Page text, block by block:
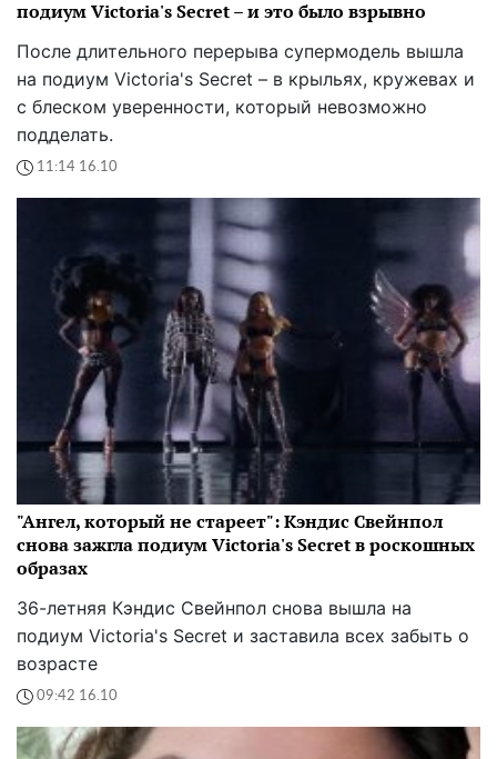
подиум Victoria's Secret – и это было взрывно
После длительного перерыва супермодель вышла
на подиум Victoria's Secret – в крыльях, кружевах и
с блеском уверенности, который невозможно
подделать.
11:14 16.10
"Ангел, который не стареет": Кэндис Свейнпол
снова зажгла подиум Victoria's Secret в роскошных
образах
36-летняя Кэндис Свейнпол снова вышла на
подиум Victoria's Secret и заставила всех забыть о
возрасте
09:42 16.10